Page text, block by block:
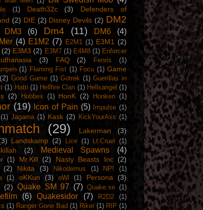
(1) Death32c (3)
Defenders of
(2) DIE (2) Disney Devils (2) DM2
DM3 (6) Dm4 (11) DM6
(4)
(4) E1M2 (7) E2M1 (1) E3M1
(2)
(2) E3M3 (2) E3M7 (1) E4M8 (1) Enforcer
(3) FAQ (2) Fenris
(1)
(1) Flaming Fist (1) Focu (1) Game
(2) Good Game (1) Gotrek (1) Guerillas in
(1) Hatti (1) Hellfire Clan (1) Hellsangel (1)
(2) Hobbex (1) HonK (2) Honken (1)
(19) Icon of Pain (5) Impulse (1)
(1) Jägarna (1) Kask (2) KickYourAss (1)
(29) Lakerman
(3)
Landskamp (2) Lice (1) Lt:Cruel (1)
(2) Medieval Spawns (4)
(1) Mr.Kill (2) Nasty Beasts Inc (2)
(2) Nikita (3) Nikodemus (1) NP!
(1)
(1) oKKun (3) oWl (1) Persona
(3)
(2) Quake SM 97 (7) Quake.se (1)
(6) Quakesidor (7) R2D2
(1)
(1) Ranger Gone Bad (1) Riker (1) RIP (1)